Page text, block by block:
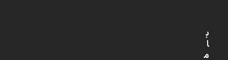
ب
ا
م